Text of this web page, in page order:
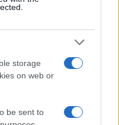
storage
on web or
be sent to